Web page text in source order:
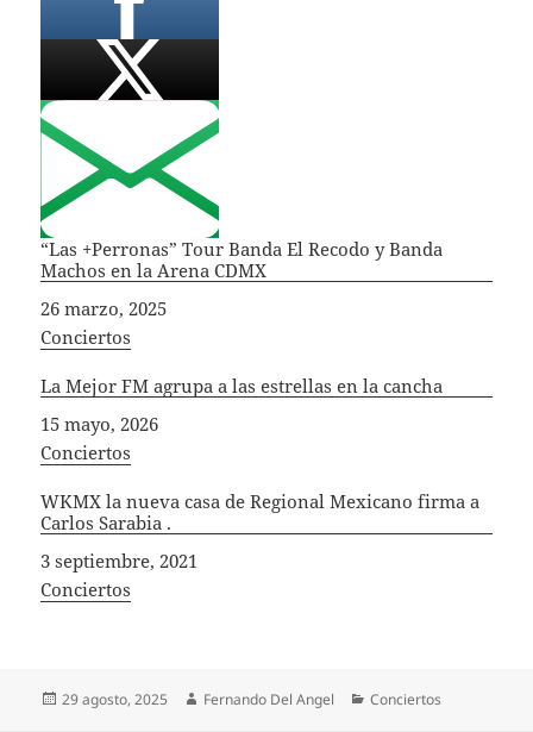
“Las +Perronas” Tour Banda El Recodo y Banda
Machos en la Arena CDMX
Fecha
26 marzo, 2025
In relation to
Conciertos
La Mejor FM agrupa a las estrellas en la cancha
Fecha
15 mayo, 2026
In relation to
Conciertos
WKMX la nueva casa de Regional Mexicano firma a
Carlos Sarabia .
Fecha
3 septiembre, 2021
In relation to
Conciertos
Publicado
29 agosto, 2025 Autor
Fernando Del Angel Categorías
Conciertos